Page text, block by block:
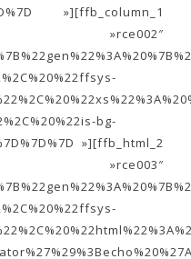
»][ffb_column_1
»rce002″
bg-
»][ffb_html_2
»rce003″